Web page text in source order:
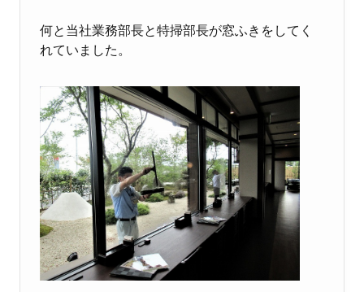
何と当社業務部長と特掃部長が窓ふきをしてく
れていました。